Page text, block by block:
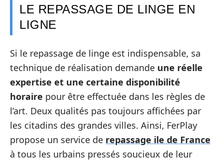
LE REPASSAGE DE LINGE EN
LIGNE
Si le repassage de linge est indispensable, sa
technique de réalisation demande une réelle
expertise et une certaine disponibilité
horaire pour être effectuée dans les règles de
l’art. Deux qualités pas toujours affichées par
les citadins des grandes villes. Ainsi, FerPlay
propose un service de repassage ile de France
à tous les urbains pressés soucieux de leur